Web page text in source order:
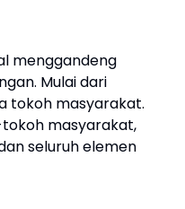
menggandeng
Mulai dari
tokoh masyarakat.
masyarakat,
seluruh elemen